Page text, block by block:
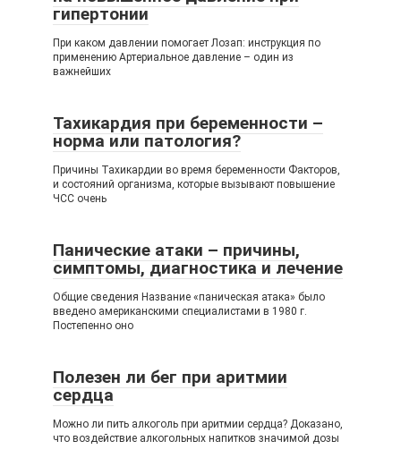
гипертонии
При каком давлении помогает Лозап: инструкция по
применению Артериальное давление – один из
важнейших
Тахикардия при беременности –
норма или патология?
Причины Тахикардии во время беременности Факторов,
и состояний организма, которые вызывают повышение
ЧСС очень
Панические атаки – причины,
симптомы, диагностика и лечение
Общие сведения Название «паническая атака» было
введено американскими специалистами в 1980 г.
Постепенно оно
Полезен ли бег при аритмии
сердца
Можно ли пить алкоголь при аритмии сердца? Доказано,
что воздействие алкогольных напитков значимой дозы